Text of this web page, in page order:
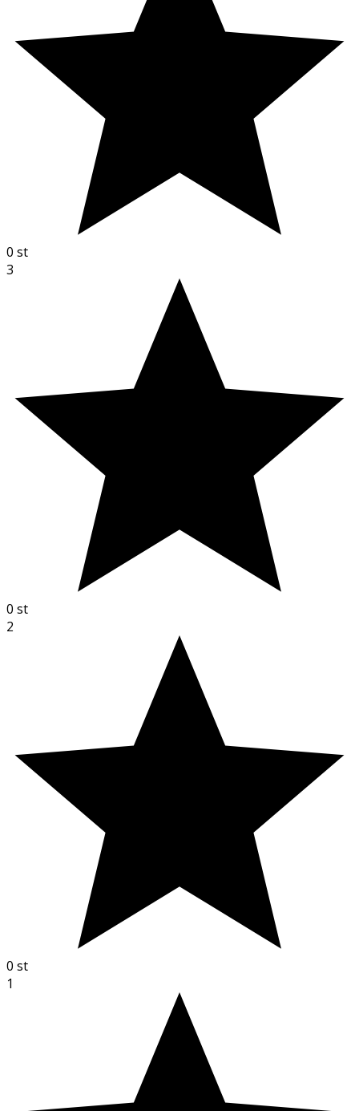
0 st
3
0 st
2
0 st
1